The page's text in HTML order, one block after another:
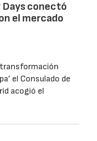
Days conectó
el mercado
transformación
el Consulado de
acogió el